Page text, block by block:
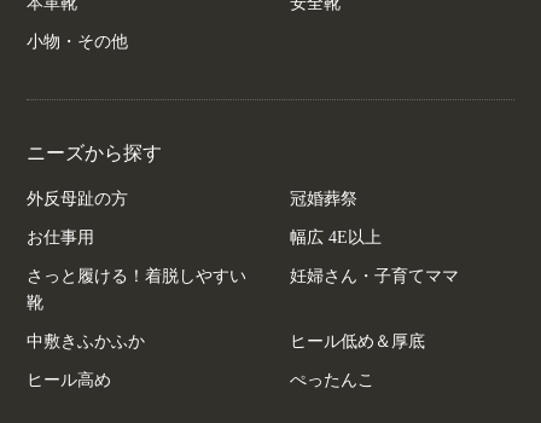
小物・その他
ニーズから探す
外反母趾の方 冠婚葬祭
お仕事用 幅広 4E以上
さっと履ける！着脱しやすい
靴
妊婦さん・子育てママ
中敷きふかふか ヒール低め＆厚底
ヒール高め ぺったんこ